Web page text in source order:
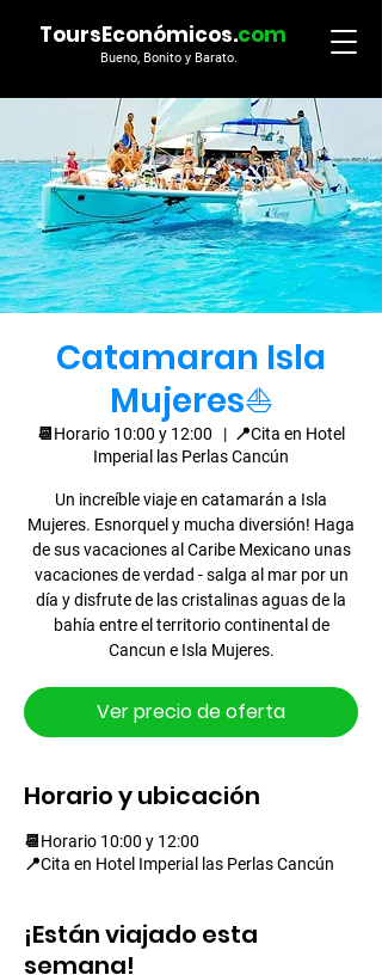
ToursEconómicos.com
Bueno, Bonito y Barato.
Catamaran Isla
Mujeres⛵
📆Horario 10:00 y 12:00
  |
📍Cita en Hotel
Imperial las Perlas Cancún
Un increíble viaje en catamarán a Isla
Mujeres. Esnorquel y mucha diversión! Haga
de sus vacaciones al Caribe Mexicano unas
vacaciones de verdad - salga al mar por un
día y disfrute de las cristalinas aguas de la
bahía entre el territorio continental de
Cancun e Isla Mujeres.
Ver precio de oferta
Horario y ubicación
📆Horario 10:00 y 12:00
📍Cita en Hotel Imperial las Perlas Cancún
¡Están viajado esta
semana!